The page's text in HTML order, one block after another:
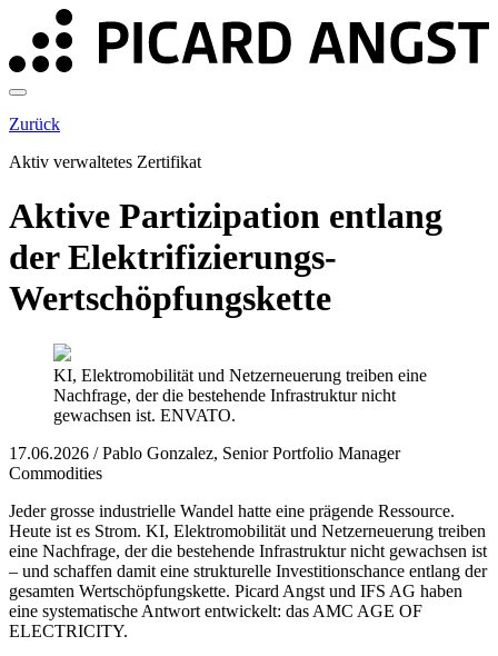
Zurück
Aktiv verwaltetes Zertifikat
Aktive Partizipation entlang
der Elektrifizierungs-
Wertschöpfungs­kette
KI, Elektromobilität und Netzerneuerung treiben eine
Nachfrage, der die bestehende Infrastruktur nicht
gewachsen ist. ENVATO.
17.06.2026 /Pablo Gonzalez, Senior Portfolio Manager
Commodities
Jeder grosse industrielle Wandel hatte eine prägende Ressource.
Heute ist es Strom. KI, Elektromobilität und Netzerneuerung treiben
eine Nachfrage, der die bestehende Infrastruktur nicht gewachsen ist
– und schaffen damit eine strukturelle Investitionschance entlang der
gesamten Wertschöpfungskette. Picard Angst und IFS AG haben
eine systematische Antwort entwickelt: das AMC AGE OF
ELECTRICITY.